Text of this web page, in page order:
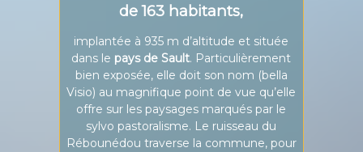
de 163 habitants,
implantée à 935 m d’altitude et située
dans le pays de Sault. Particulièrement
bien exposée, elle doit son nom (bella
Visio) au magnifique point de vue qu’elle
offre sur les paysages marqués par le
sylvo pastoralisme. Le ruisseau du
Rébounédou traverse la commune, pour